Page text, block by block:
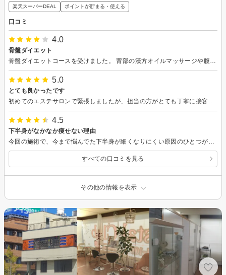
楽天スーパーDEAL ポイントが貯まる・使える
口コミ
4.0
骨盤ダイエット
5.0
とても良かったです
4.5
下半身がなかなか痩せない理由
すべての口コミを見る
その他の情報を表示